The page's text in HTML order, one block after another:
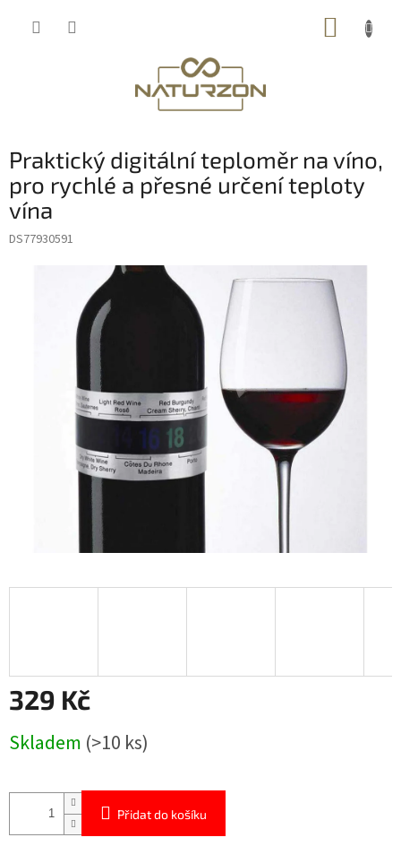
Praktický digitální teploměr na víno,
pro rychlé a přesné určení teploty
vína
DS77930591
329 Kč
cena:
Skladem (>10 ks)
Přidat do košíku